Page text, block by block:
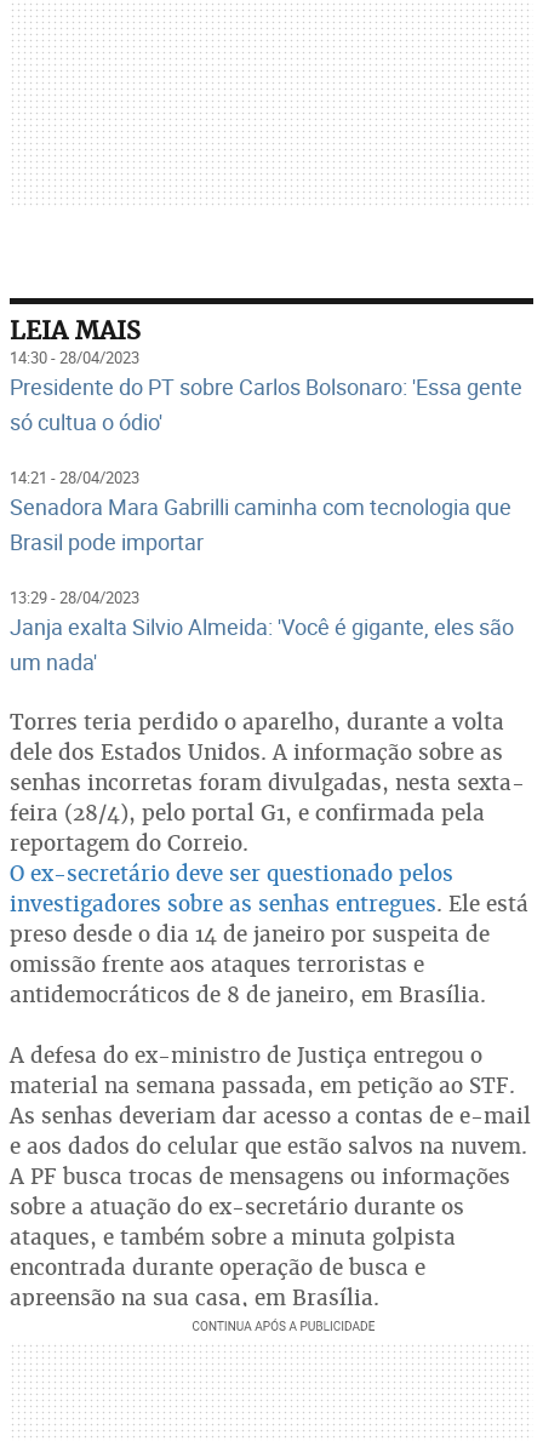
LEIA MAIS
14:30 - 28/04/2023
Presidente do PT sobre Carlos Bolsonaro: 'Essa gente
só cultua o ódio'
14:21 - 28/04/2023
Senadora Mara Gabrilli caminha com tecnologia que
Brasil pode importar
13:29 - 28/04/2023
Janja exalta Silvio Almeida: 'Você é gigante, eles são
um nada'
Torres teria perdido o aparelho, durante a volta
dele dos Estados Unidos. A informação sobre as
senhas incorretas foram divulgadas, nesta sexta-
feira (28/4), pelo portal G1, e confirmada pela
reportagem do Correio.
O ex-secretário deve ser questionado pelos
investigadores sobre as senhas entregues. Ele está
preso desde o dia 14 de janeiro por suspeita de
omissão frente aos ataques terroristas e
antidemocráticos de 8 de janeiro, em Brasília.
A defesa do ex-ministro de Justiça entregou o
material na semana passada, em petição ao STF.
As senhas deveriam dar acesso a contas de e-mail
e aos dados do celular que estão salvos na nuvem.
A PF busca trocas de mensagens ou informações
sobre a atuação do ex-secretário durante os
ataques, e também sobre a minuta golpista
encontrada durante operação de busca e
apreensão na sua casa, em Brasília.